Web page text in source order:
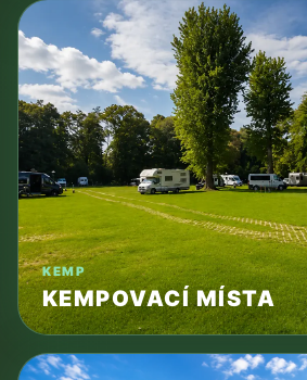
KEMP
KEMPOVACÍ MÍSTA